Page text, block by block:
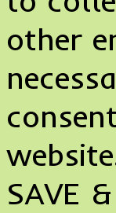
other
SAVE